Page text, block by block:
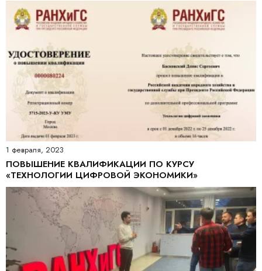
1 февраля, 2023
ПОВЫШЕНИЕ КВАЛИФИКАЦИИ ПО КУРСУ
«ТЕХНОЛОГИИ ЦИФРОВОЙ ЭКОНОМИКИ»